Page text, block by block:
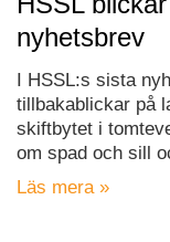
nyhetsbrev
I HSSL:s sista
tillbakablickar på
skiftbytet i
om spad och sill
Läs mera »